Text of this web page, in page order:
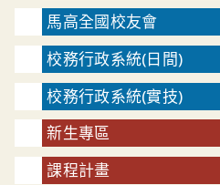
馬高全國校友會
校務行政系統(日間)
校務行政系統(實技)
新生專區
課程計畫